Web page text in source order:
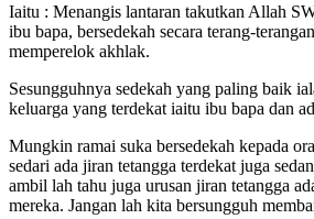
Iaitu : Menangis lantaran takutkan Allah
ibu bapa, bersedekah secara terang-
memperelok akhlak.
Sesungguhnya sedekah yang paling baik
keluarga yang terdekat iaitu ibu bapa dan
Mungkin ramai suka bersedekah kepada
sedari ada jiran tetangga terdekat juga
ambil lah tahu juga urusan jiran tetangga
mereka. Jangan lah kita bersungguh